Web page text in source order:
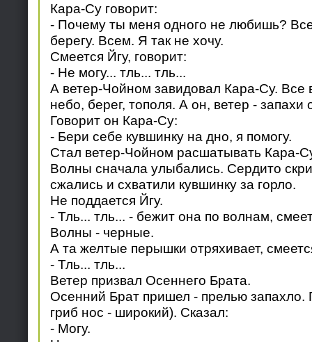
Кара-Су говорит:
- Почему ты меня одного не любишь?
берегу. Всем. Я так не хочу.
Смеется Йгу, говорит:
- Не могу... тль... тль...
А ветер-Чойном завидовал Кара-Су. Все
небо, берег, тополя. А он, ветер - запахи
Говорит он Кара-Су:
- Бери себе кувшинку на дно, я помогу.
Стал ветер-Чойном расшатывать Кара-
Волны сначала улыбались. Сердито
сжались и схватили кувшинку за горло.
Не поддается Йгу.
- Тль... тль... - бежит она по волнам,
Волны - черные.
А та желтые перышки отряхивает,
- Тль... тль...
Ветер призвал Осеннего Брата.
Осенний Брат пришел - прелью запахло.
гриб нос - широкий). Сказал:
- Могу.